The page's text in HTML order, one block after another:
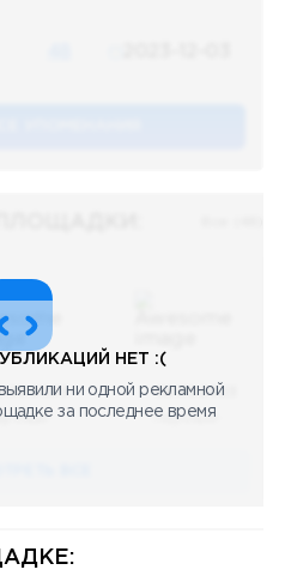
08.05.2023
Научный
НЕТ :(
ни одной рекламной
за последнее время